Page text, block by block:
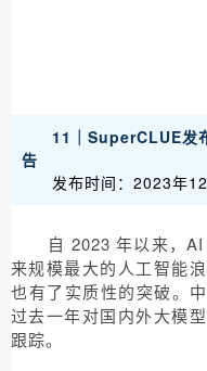
11｜SuperCLUE发
告
发布时间：2023年
自 2023 年以来，
来规模最大的人工智能
也有了实质性的突破。
过去一年对国内外大模
跟踪。